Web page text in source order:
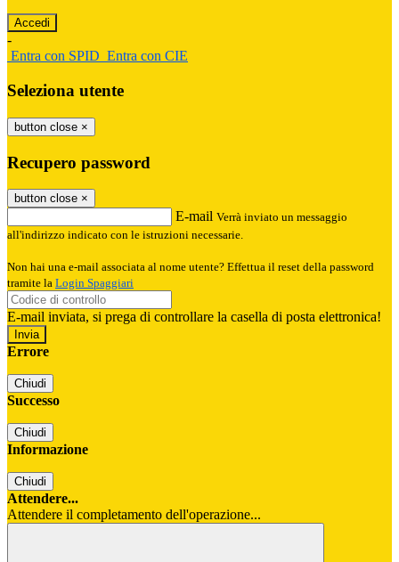
-
Entra con SPID Entra con CIE
Seleziona utente
button close ×
Recupero password
button close ×
E-mail Verrà inviato un messaggio
all'indirizzo indicato con le istruzioni necessarie.
Non hai una e-mail associata al nome utente? Effettua il reset della password
tramite la Login Spaggiari
E-mail inviata, si prega di controllare la casella di posta elettronica!
Errore
Chiudi
Successo
Chiudi
Informazione
Chiudi
Attendere...
Attendere il completamento dell'operazione...